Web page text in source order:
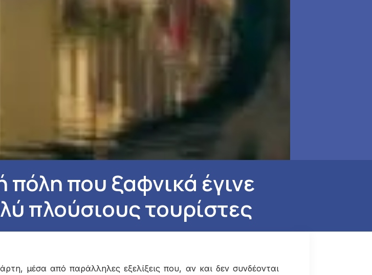
πόλη που ξαφνικά έγινε
πλούσιους τουρίστες
μέσα από παράλληλες εξελίξεις που, αν και δεν συνδέονται